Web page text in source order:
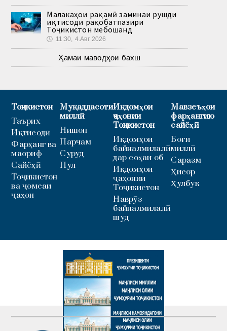
Малакаҳои рақамӣ заминаи рушди
иқтисоди рақобатпазири
Тоҷикистон мебошанд
🕔 11:30, 4.Авг 2026
Ҳамаи маводҳои бахш
Тоҷикистон
Таърих
Иқтисодӣ
Фарҳанг ва
маориф
Сайёҳӣ
Тоҷикистон
ва ҷомеаи
ҷаҳон
Муқаддасоти
миллӣ
Нишон
Парчам
Суруд
Пул
Иқдомҳои
ҷаҳонии
Тоҷикистон
Иқдомҳои
байналмилалӣ
дар соҳаи об
Иқдомҳои
ҷаҳонии
Тоҷикистон
Наврӯз
байналмилалӣ
шуд
Мавзеъҳои
фарҳангию
сайёҳӣ
Боғи
миллӣ
Саразм
Ҳисор
Ҳулбук